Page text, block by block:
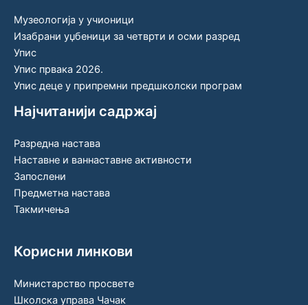
Музеологија у учионици
Изабрани уџбеници за четврти и осми разред
Упис
Упис првака 2026.
Упис деце у припремни предшколски програм
Најчитанији садржај
Разредна настава
Наставне и ваннаставне активности
Запослени
Предметна настава
Такмичења
Корисни линкови
Министарство просвете
Школска управа Чачак